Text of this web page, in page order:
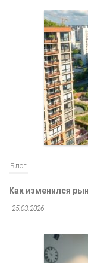
Блог
Как изменился
25.03.2026